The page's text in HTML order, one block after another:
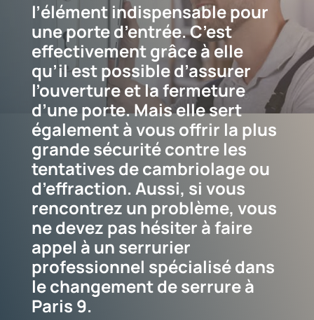
l’élément indispensable pour
une porte d’entrée. C’est
effectivement grâce à elle
qu’il est possible d’assurer
l’ouverture et la fermeture
d’une porte. Mais elle sert
également à vous offrir la plus
grande sécurité contre les
tentatives de cambriolage ou
d’effraction. Aussi, si vous
rencontrez un problème, vous
ne devez pas hésiter à faire
appel à un serrurier
professionnel spécialisé dans
le changement de serrure à
Paris 9.